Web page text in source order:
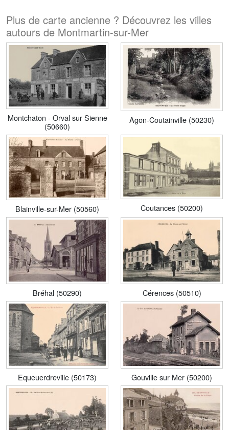
Plus de carte ancienne ? Découvrez les villes
autours de Montmartin-sur-Mer
Montchaton - Orval sur Sienne
(50660)
Agon-Coutainville (50230)
Blainville-sur-Mer (50560) Coutances (50200)
Bréhal (50290) Cérences (50510)
Equeuerdreville (50173) Gouville sur Mer (50200)